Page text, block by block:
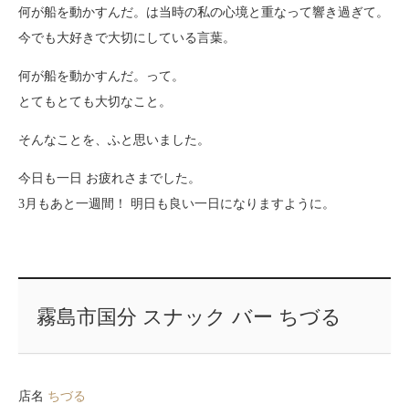
何が船を動かすんだ。は当時の私の心境と重なって響き過ぎて。
今でも大好きで大切にしている言葉。
何が船を動かすんだ。って。
とてもとても大切なこと。
そんなことを、ふと思いました。
今日も一日 お疲れさまでした。
3月もあと一週間！ 明日も良い一日になりますように。
霧島市国分 スナック バー ちづる
店名 ちづる